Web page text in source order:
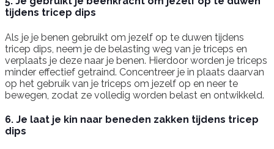
tijdens tricep dips
Als je je benen gebruikt om jezelf op te duwen tijdens
tricep dips, neem je de belasting weg van je triceps en
verplaats je deze naar je benen. Hierdoor worden je triceps
minder effectief getraind. Concentreer je in plaats daarvan
op het gebruik van je triceps om jezelf op en neer te
bewegen, zodat ze volledig worden belast en ontwikkeld.
6. Je laat je kin naar beneden zakken tijdens tricep
dips